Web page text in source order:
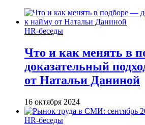
HR-беседы
Что и как менять в
доказательный
от Натальи Даниной
16 октября 2024
HR-беседы